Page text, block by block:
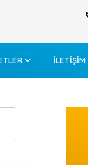
İLETİŞİM